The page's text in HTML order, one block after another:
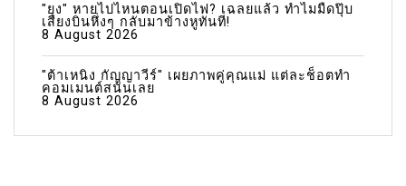
"ยุง" หายไปไหนตอนเปิดไฟ? เฉลยแล้ว ทำไมมืดปุ๊บ
เสียงบินหึ่งๆ กลับมาข้างหูทันที!
8 August 2026
"ต้าเหนิง กัญญาวีร์" เผยภาพคู่คุณแม่ แต่ละช็อตทำ
คอมเมนต์สนั่นเลย
8 August 2026